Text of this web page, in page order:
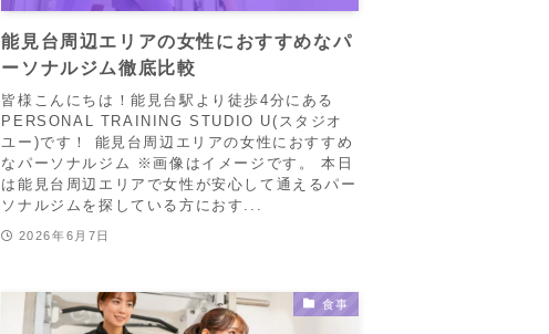
能見台周辺エリアの女性におすすめなパ
ーソナルジム徹底比較
皆様こんにちは！能見台駅より徒歩4分にある
PERSONAL TRAINING STUDIO U(スタジオ
ユー)です！ 能見台周辺エリアの女性におすすめ
なパーソナルジム ※画像はイメージです。 本日
は能見台周辺エリアで女性が安心して通えるパー
ソナルジムを探している方におす...
2026年6月7日
食事